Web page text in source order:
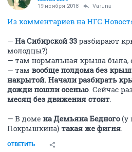
19 ноября 2018 Varuna
Из комментариев на
— На Сибирской 33 разбирают
молодцы?)
— там нормальная крыша была,
— там вообще полдома без
накрытой. Начали разбирать
дожди пошли осенью. Сейчас
месяц без движения стоит.
— В доме на Демьяна Бедного(у
Покрышкина) такая же фигня.
ОТВЕТИТЬ